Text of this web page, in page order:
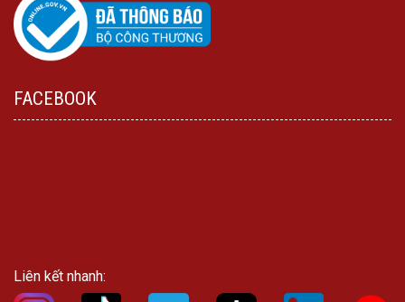
FACEBOOK
Liên kết nhanh: